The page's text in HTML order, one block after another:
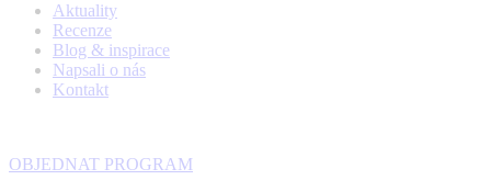
Aktuality
Recenze
Blog & inspirace
Napsali o nás
Kontakt
OBJEDNAT PROGRAM